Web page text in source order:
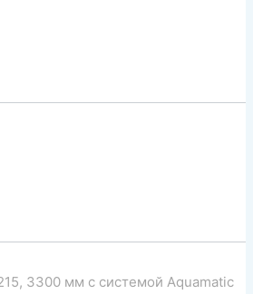
3300 мм с системой Aquamatic